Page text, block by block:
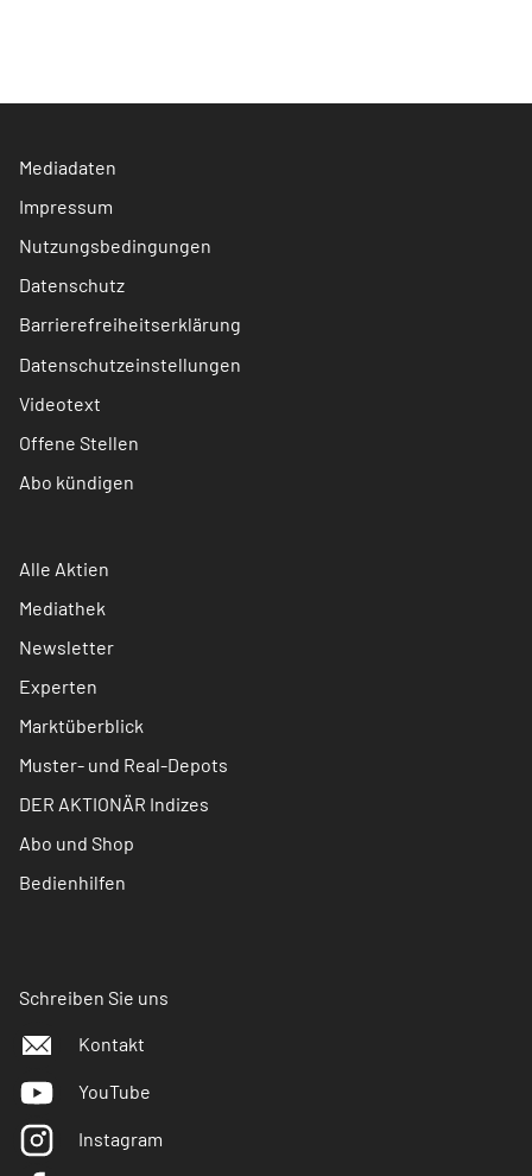
Mediadaten
Impressum
Nutzungsbedingungen
Datenschutz
Barrierefreiheitserklärung
Datenschutzeinstellungen
Videotext
Offene Stellen
Abo kündigen
Alle Aktien
Mediathek
Newsletter
Experten
Marktüberblick
Muster- und Real-Depots
DER AKTIONÄR Indizes
Abo und Shop
Bedienhilfen
Schreiben Sie uns
Kontakt
YouTube
Instagram